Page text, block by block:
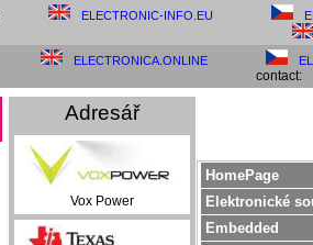
ELECTRONIC-INFO.EU
ELECTRONICA.ONLINE
contact:
Adresář
Vox Power
HomePage
Elektronické
Embedded